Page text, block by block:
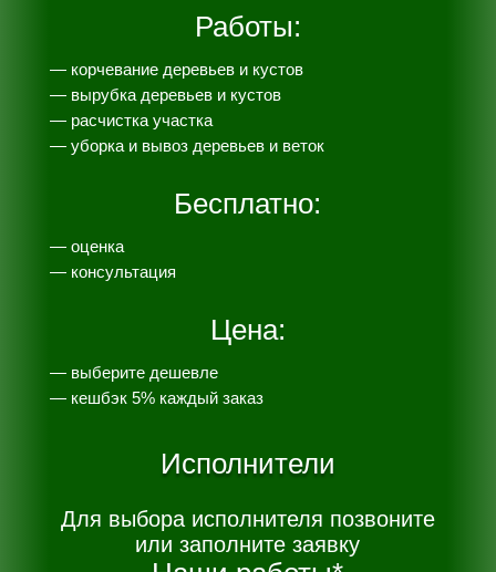
Работы:
— корчевание деревьев и кустов
— вырубка деревьев и кустов
— расчистка участка
— уборка и вывоз деревьев и веток
Бесплатно:
— оценка
— консультация
Цена:
— выберите дешевле
— кешбэк 5% каждый заказ
Исполнители
Для выбора исполнителя позвоните
или заполните заявку